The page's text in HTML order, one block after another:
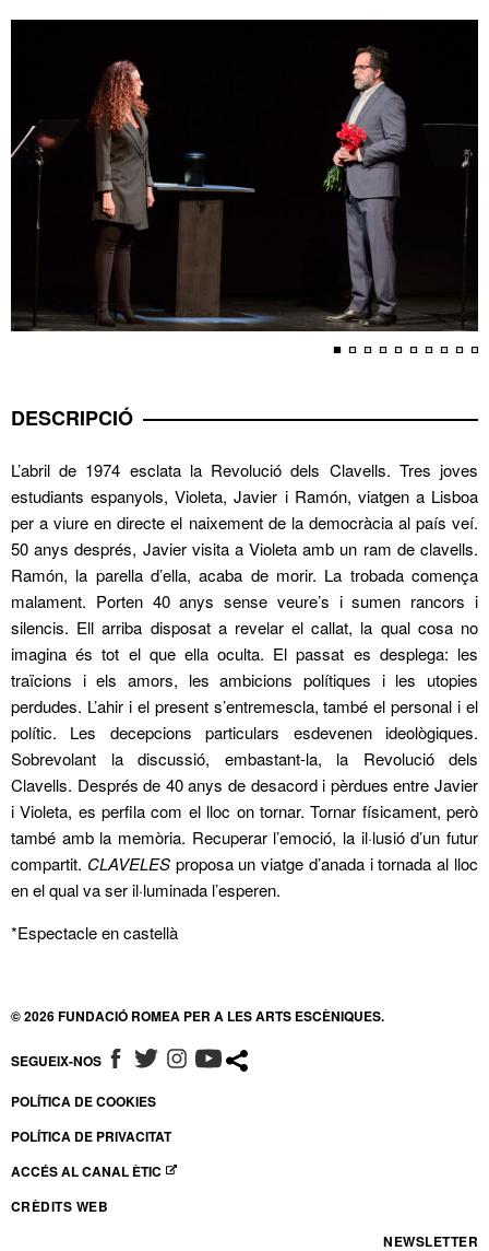
DESCRIPCIÓ
L’abril de 1974 esclata la Revolució dels Clavells. Tres joves
estudiants espanyols, Violeta, Javier i Ramón, viatgen a Lisboa
per a viure en directe el naixement de la democràcia al país veí.
50 anys després, Javier visita a Violeta amb un ram de clavells.
Ramón, la parella d’ella, acaba de morir. La trobada comença
malament. Porten 40 anys sense veure’s i sumen rancors i
silencis. Ell arriba disposat a revelar el callat, la qual cosa no
imagina és tot el que ella oculta. El passat es desplega: les
traïcions i els amors, les ambicions polítiques i les utopies
perdudes. L’ahir i el present s’entremescla, també el personal i el
polític. Les decepcions particulars esdevenen ideològiques.
Sobrevolant la discussió, embastant-la, la Revolució dels
Clavells. Després de 40 anys de desacord i pèrdues entre Javier
i Violeta, es perfila com el lloc on tornar. Tornar físicament, però
també amb la memòria. Recuperar l’emoció, la il·lusió d’un futur
compartit. CLAVELESproposa un viatge d’anada i tornada al lloc
en el qual va ser il·luminada l’esperen.
*Espectacle en castellà
© 2026 FUNDACIÓ ROMEA PER A LES ARTS ESCÈNIQUES.
SEGUEIX-NOS ABRE EN NUEVA VENTANA
ABRE EN NUEVA VENTANA
ABRE EN NUEVA VENTANA
ABRE EN NUEVA VENTANA
POLÍTICA DE COOKIES
POLÍTICA DE PRIVACITAT
ACCÉS AL CANAL ÈTIC
ABRE EN NUEVA VENTANA
CRÈDITS WEB
NEWSLETTER